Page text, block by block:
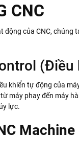
CNC
động của CNC, chúng
(Điều
khiển tự động của
máy phay đến máy
lực.